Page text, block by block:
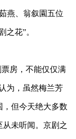
燕、翁叙園五位
之花”。
房，不能仅仅满
为，虽然梅兰芳
但今天绝大多数
未听闻。京剧之